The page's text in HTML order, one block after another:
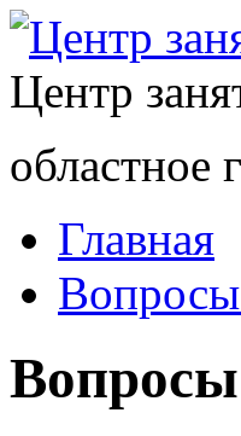
Центр
областное
Главная